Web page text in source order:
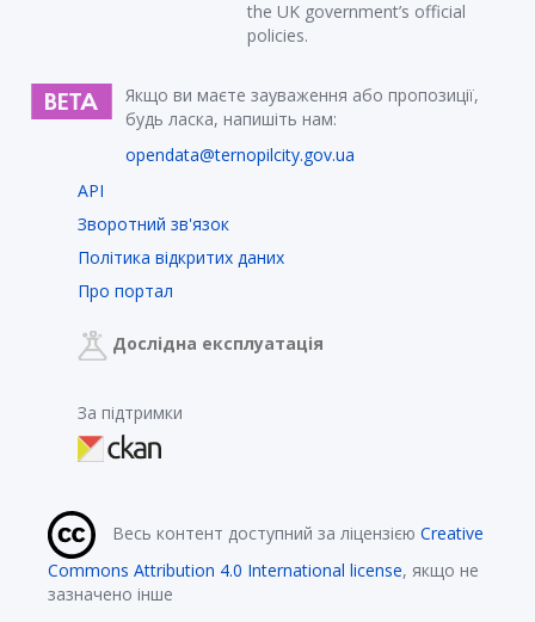
the UK government’s official
policies.
Якщо ви маєте зауваження або пропозиції,
будь ласка, напишіть нам:
opendata@ternopilcity.gov.ua
API
Зворотний зв'язок
Політика відкритих даних
Про портал
Дослідна експлуатація
За підтримки
Весь контент доступний за ліцензією Creative
Commons Attribution 4.0 International license, якщо не
зазначено інше